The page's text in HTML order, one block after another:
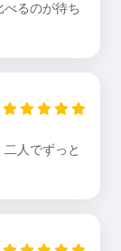
るのが待ち
人でずっと